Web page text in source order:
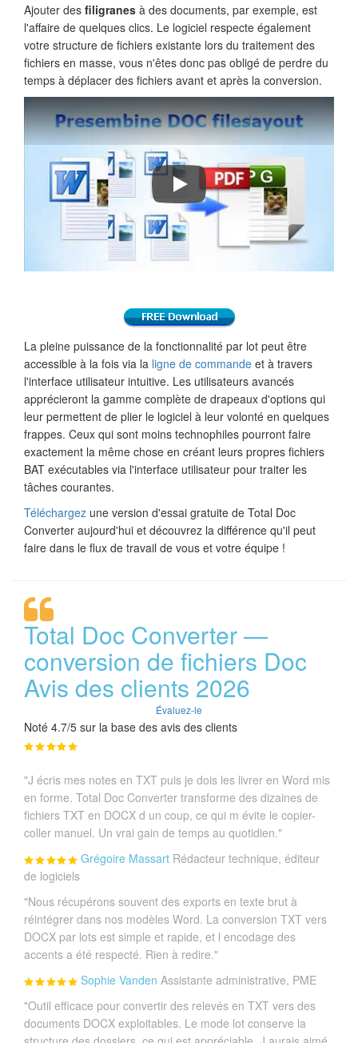
Ajouter des filigranes à des documents, par exemple, est
l'affaire de quelques clics. Le logiciel respecte également
votre structure de fichiers existante lors du traitement des
fichiers en masse, vous n'êtes donc pas obligé de perdre du
temps à déplacer des fichiers avant et après la conversion.
Comment convertir DOC en PDF,
La pleine puissance de la fonctionnalité par lot peut être
accessible à la fois via la ligne de commande et à travers
l'interface utilisateur intuitive. Les utilisateurs avancés
apprécieront la gamme complète de drapeaux d'options qui
leur permettent de plier le logiciel à leur volonté en quelques
frappes. Ceux qui sont moins technophiles pourront faire
exactement la même chose en créant leurs propres fichiers
BAT exécutables via l'interface utilisateur pour traiter les
tâches courantes.
Téléchargez une version d'essai gratuite de Total Doc
Converter aujourd'hui et découvrez la différence qu'il peut
faire dans le flux de travail de vous et votre équipe !
Total Doc Converter —
conversion de fichiers Doc
Avis des clients 2026
Évaluez-le
Noté 4.7/5 sur la base des avis des clients
"J écris mes notes en TXT puis je dois les livrer en Word mis
en forme. Total Doc Converter transforme des dizaines de
fichiers TXT en DOCX d un coup, ce qui m évite le copier-
coller manuel. Un vrai gain de temps au quotidien."
Grégoire Massart Rédacteur technique, éditeur
de logiciels
"Nous récupérons souvent des exports en texte brut à
réintégrer dans nos modèles Word. La conversion TXT vers
DOCX par lots est simple et rapide, et l encodage des
accents a été respecté. Rien à redire."
Sophie Vanden Assistante administrative, PME
"Outil efficace pour convertir des relevés en TXT vers des
documents DOCX exploitables. Le mode lot conserve la